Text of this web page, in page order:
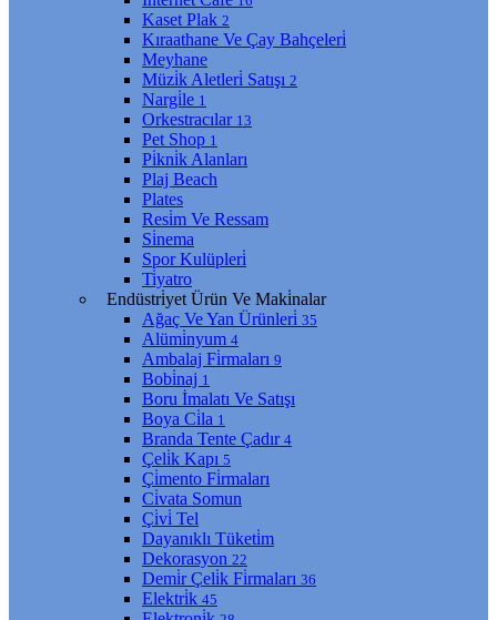
Kaset Plak 2
Kıraathane Ve Çay Bahçeleri̇
Meyhane
Müzi̇k Aletleri̇ Satışı 2
Nargi̇le 1
Orkestracılar 13
Pet Shop 1
Pi̇kni̇k Alanları
Plaj Beach
Plates
Resi̇m Ve Ressam
Si̇nema
Spor Kulüpleri̇
Ti̇yatro
Endüstri̇yet Ürün Ve Maki̇nalar
Ağaç Ve Yan Ürünleri̇ 35
Alümi̇nyum 4
Ambalaj Fi̇rmaları 9
Bobi̇naj 1
Boru İmalatı Ve Satışı
Boya Ci̇la 1
Branda Tente Çadır 4
Çeli̇k Kapı 5
Çi̇mento Fi̇rmaları
Ci̇vata Somun
Çi̇vi̇ Tel
Dayanıklı Tüketi̇m
Dekorasyon 22
Demi̇r Çeli̇k Fi̇rmaları 36
Elektri̇k 45